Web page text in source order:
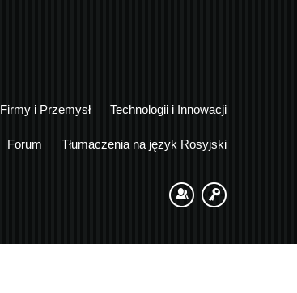
Firmy i Przemysł Technologii i Innowacji
Forum Tłumaczenia na język Rosyjski
Sign Up